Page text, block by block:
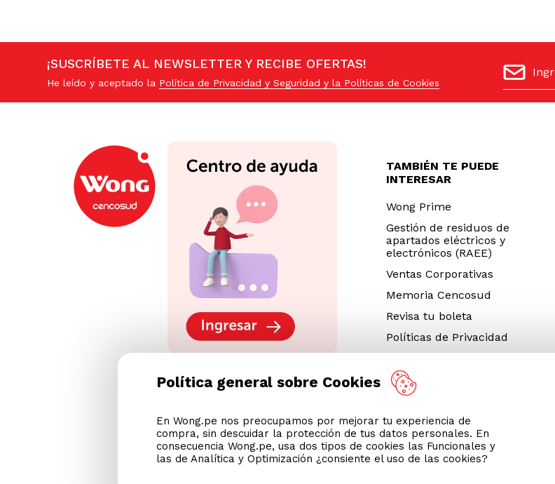
¡SUSCRÍBETE AL NEWSLETTER Y RECIBE OFERTAS!
He leído y aceptado la Política de Privacidad y Seguridad y la Políticas de Cookies
TAMBIÉN TE PUEDE
INTERESAR
Wong Prime
Gestión de residuos de
apartados eléctricos y
electrónicos (RAEE)
Ventas Corporativas
Memoria Cencosud
Revisa tu boleta
Políticas de Privacidad
Legales
Código de Ética
Cyber Wong 2026
Decargar App
Política general sobre Cookies
En Wong.pe nos preocupamos por mejorar tu experiencia de
compra, sin descuidar la protección de tus datos personales. En
consecuencia Wong.pe, usa dos tipos de cookies las Funcionales y
las de Analítica y Optimización ¿consiente el uso de las cookies?